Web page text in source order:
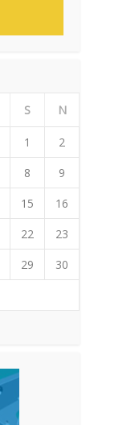
S N
1
2
8
9
15
16
22
23
29
30